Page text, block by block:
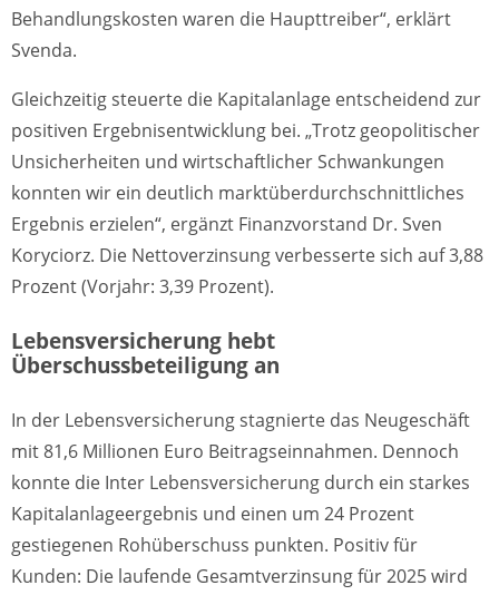
Behandlungskosten waren die Haupttreiber“, erklärt
Svenda.
Gleichzeitig steuerte die Kapitalanlage entscheidend zur
positiven Ergebnisentwicklung bei. „Trotz geopolitischer
Unsicherheiten und wirtschaftlicher Schwankungen
konnten wir ein deutlich marktüberdurchschnittliches
Ergebnis erzielen“, ergänzt Finanzvorstand Dr. Sven
Koryciorz. Die Nettoverzinsung verbesserte sich auf 3,88
Prozent (Vorjahr: 3,39 Prozent).
Lebensversicherung hebt
Überschussbeteiligung an
In der Lebensversicherung stagnierte das Neugeschäft
mit 81,6 Millionen Euro Beitragseinnahmen. Dennoch
konnte die Inter Lebensversicherung durch ein starkes
Kapitalanlageergebnis und einen um 24 Prozent
gestiegenen Rohüberschuss punkten. Positiv für
Kunden: Die laufende Gesamtverzinsung für 2025 wird